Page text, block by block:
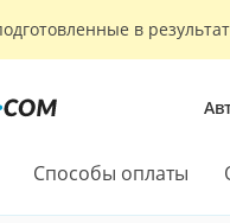
в
Способы оплаты